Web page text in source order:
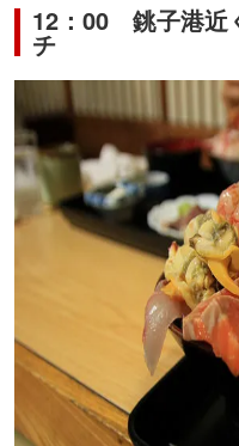
12：00 銚子港近
チ